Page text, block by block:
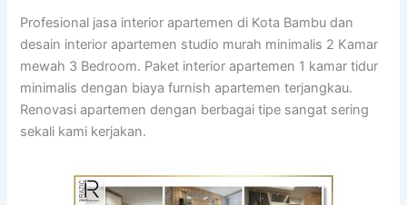
Profesional jasa interior apartemen di Kota Bambu dan
desain interior apartemen studio murah minimalis 2 Kamar
mewah 3 Bedroom. Paket interior apartemen 1 kamar tidur
minimalis dengan biaya furnish apartemen terjangkau.
Renovasi apartemen dengan berbagai tipe sangat sering
sekali kami kerjakan.